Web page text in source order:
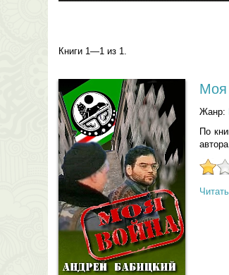
Книги 1—1 из 1.
Моя
Жанр:
По